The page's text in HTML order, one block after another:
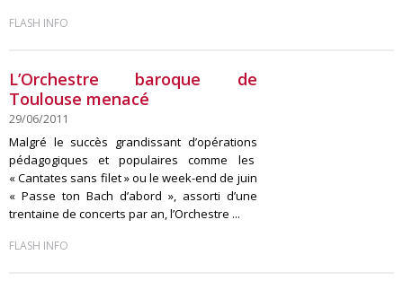
FLASH INFO
L’Orchestre baroque de
Toulouse menacé
29/06/2011
Malgré le succès grandissant d’opérations
pédagogiques et populaires comme les
« Cantates sans filet » ou le week-end de juin
« Passe ton Bach d’abord », assorti d’une
trentaine de concerts par an, l’Orchestre ...
FLASH INFO